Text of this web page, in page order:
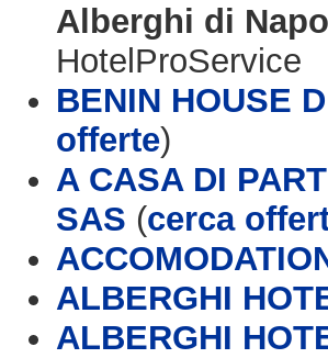
Alberghi di
HotelProService
BENIN HOUSE
offerte)
A CASA DI
SAS (cerca
ALBERGHI
ALBERGHI